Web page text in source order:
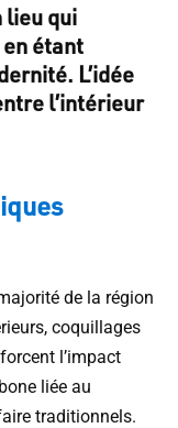
lieu qui
étant
L’idée
l’intérieur
de la région
coquillages
l’impact
liée au
traditionnels.